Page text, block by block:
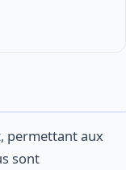
permettant aux
sont